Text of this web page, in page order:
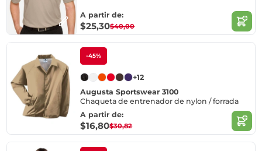
A partir de:
$25,30$40,00
-45%
+12
Augusta Sportswear 3100
Chaqueta de entrenador de nylon / forrada
A partir de:
$16,80$30,82